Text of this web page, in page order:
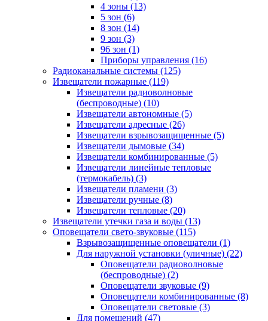
4 зоны (13)
5 зон (6)
8 зон (14)
9 зон (3)
96 зон (1)
Приборы управления (16)
Радиоканальные системы (125)
Извещатели пожарные (119)
Извещатели радиоволновые
(беспроводные) (10)
Извещатели автономные (5)
Извещатели адресные (26)
Извещатели взрывозащищенные (5)
Извещатели дымовые (34)
Извещатели комбинированные (5)
Извещатели линейные тепловые
(термокабель) (3)
Извещатели пламени (3)
Извещатели ручные (8)
Извещатели тепловые (20)
Извещатели утечки газа и воды (13)
Оповещатели свето-звуковые (115)
Взрывозащищенные оповещатели (1)
Для наружной установки (уличные) (22)
Оповещатели радиоволновые
(беспроводные) (2)
Оповещатели звуковые (9)
Оповещатели комбинированные (8)
Оповещатели световые (3)
Для помещений (47)